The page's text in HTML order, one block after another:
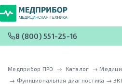
8 (800) 551-25-16
Медприбор ПРО → Каталог →
→ Функциональная диагностика →